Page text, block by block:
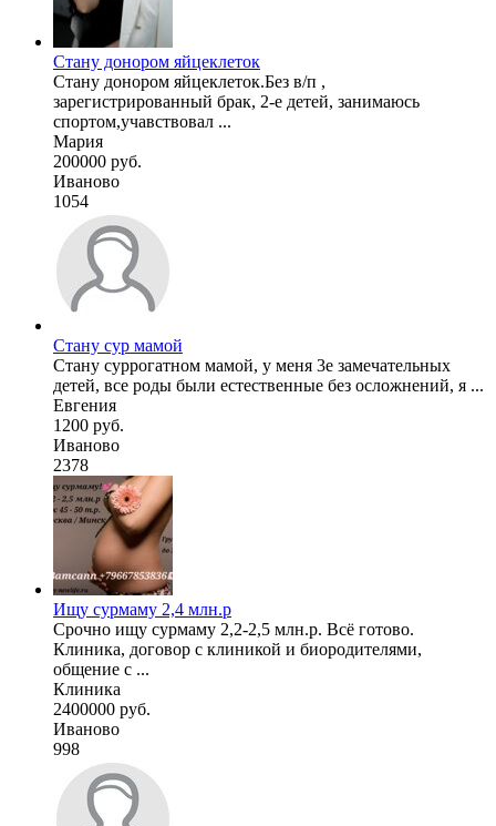
Стану донором яйцеклеток
Стану донором яйцеклеток.Без в/п ,
зарегистрированный брак, 2-е детей, занимаюсь
спортом,учавствовал ...
Мария
200000 руб.
Иваново
1054
Стану сур мамой
Стану суррогатном мамой, у меня 3е замечательных
детей, все роды были естественные без осложнений, я ...
Евгения
1200 руб.
Иваново
2378
Ищу сурмаму 2,4 млн.р
Срочно ищу сурмаму 2,2-2,5 млн.р. Всё готово.
Клиника, договор с клиникой и биородителями,
общение с ...
Клиника
2400000 руб.
Иваново
998